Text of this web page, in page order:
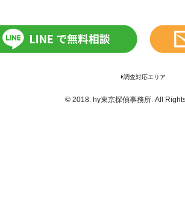
調査対応エリア
© 2018. hy東京探偵事務所. All